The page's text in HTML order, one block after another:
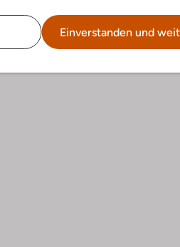
Einverstanden und
Nicht Bleichen